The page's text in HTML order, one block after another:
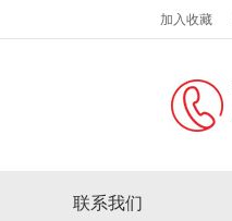
加入收藏
联系我们